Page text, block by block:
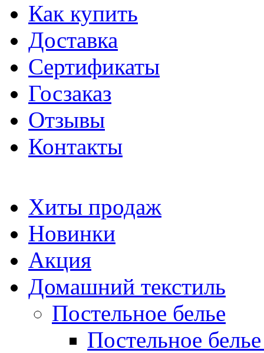
Как купить
Доставка
Сертификаты
Госзаказ
Отзывы
Контакты
Хиты продаж
Новинки
Акция
Домашний текстиль
Постельное белье
Постельное